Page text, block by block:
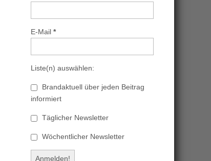
E-Mail *
Liste(n) auswählen:
Brandaktuell über jeden Beitrag
informiert
Täglicher Newsletter
Wöchentlicher Newsletter